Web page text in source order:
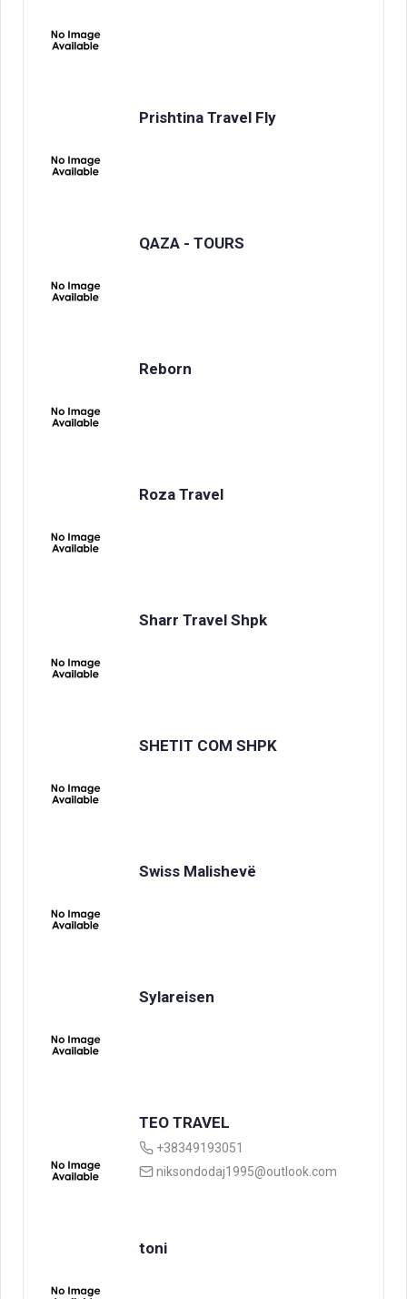
Prishtina Travel Fly
QAZA - TOURS
Reborn
Roza Travel
Sharr Travel Shpk
SHETIT COM SHPK
Swiss Malishevë
Sylareisen
TEO TRAVEL
+38349193051
niksondodaj1995@outlook.com
toni